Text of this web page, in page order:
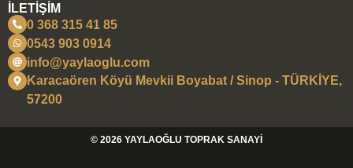
İLETİŞİM
0 368 315 41 85
0543 903 0914
info@yaylaoglu.com
Karacaören Köyü Mevkii Boyabat / Sinop - TÜRKİYE,
57200
© 2026 YAYLAOĞLU TOPRAK SANAYİ